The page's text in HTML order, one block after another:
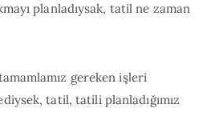
planladıysak, tatil ne zaman
gereken işleri
tatil, tatili planladığımız